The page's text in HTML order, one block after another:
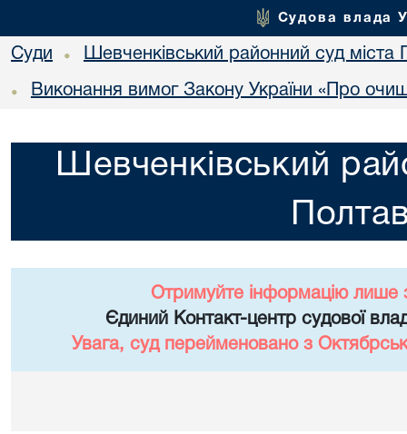
Судова влада
Суди • Шевченківський районний суд міста
• Виконання вимог Закону України «Про
Шевченківський
Отримуйте інформацію лише
Єдиний Контакт-центр судової
Увага, суд перейменовано з